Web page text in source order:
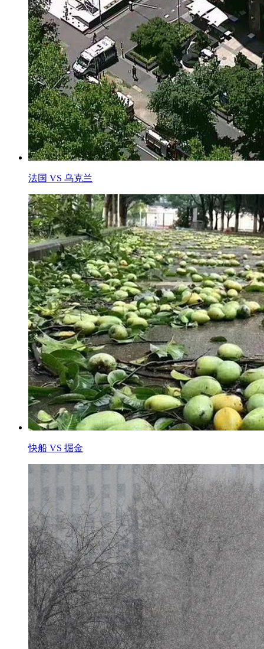
法国 VS 乌克兰
快船 VS 掘金